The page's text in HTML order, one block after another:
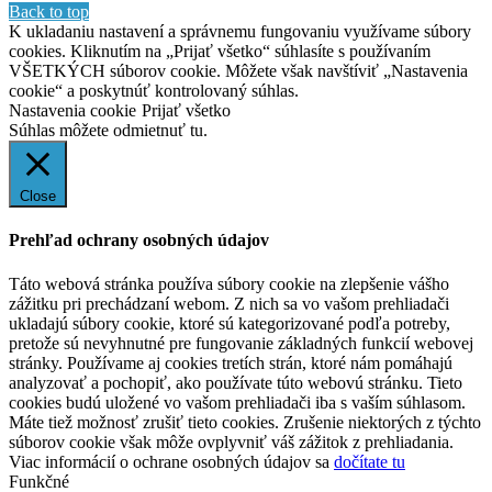
Back to top
K ukladaniu nastavení a správnemu fungovaniu využívame súbory
cookies. Kliknutím na „Prijať všetko“ súhlasíte s používaním
VŠETKÝCH súborov cookie. Môžete však navštíviť „Nastavenia
cookie“ a poskytnúť kontrolovaný súhlas.
Nastavenia cookie Prijať všetko
Súhlas môžete odmietnuť tu.
Close
Prehľad ochrany osobných údajov
Táto webová stránka používa súbory cookie na zlepšenie vášho
zážitku pri prechádzaní webom. Z nich sa vo vašom prehliadači
ukladajú súbory cookie, ktoré sú kategorizované podľa potreby,
pretože sú nevyhnutné pre fungovanie základných funkcií webovej
stránky. Používame aj cookies tretích strán, ktoré nám pomáhajú
analyzovať a pochopiť, ako používate túto webovú stránku. Tieto
cookies budú uložené vo vašom prehliadači iba s vaším súhlasom.
Máte tiež možnosť zrušiť tieto cookies. Zrušenie niektorých z týchto
súborov cookie však môže ovplyvniť váš zážitok z prehliadania.
Viac informácií o ochrane osobných údajov sa dočítate tu
Funkčné